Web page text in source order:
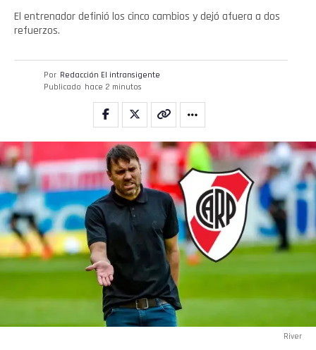
El entrenador definió los cinco cambios y dejó afuera a dos
refuerzos.
Por Redacción El intransigente
Publicado hace 2 minutos
River